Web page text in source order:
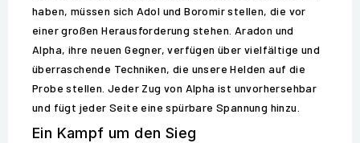
haben, müssen sich Adol und Boromir stellen, die vor
einer großen Herausforderung stehen. Aradon und
Alpha, ihre neuen Gegner, verfügen über vielfältige und
überraschende Techniken, die unsere Helden auf die
Probe stellen. Jeder Zug von Alpha ist unvorhersehbar
und fügt jeder Seite eine spürbare Spannung hinzu.
Ein Kampf um den Sieg